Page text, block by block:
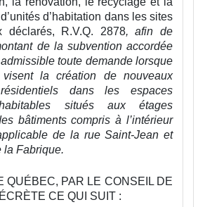
d’habitation dans les sites
déclarés, R.V.Q. 2878, afin de
de la subvention accordée
toute demande lorsque
la création de nouveaux
dans les espaces
situés aux étages
bâtiments compris à l’intérieur
de la rue Saint-Jean et
la Fabrique.
QUÉBEC, PAR LE CONSEIL DE
CE QUI SUIT :